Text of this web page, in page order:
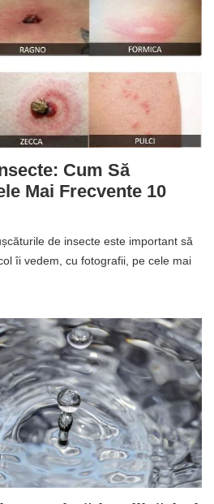
Cum Să
Mai Frecvente 10
de insecte este important să
îi vedem, cu fotografii, pe cele mai